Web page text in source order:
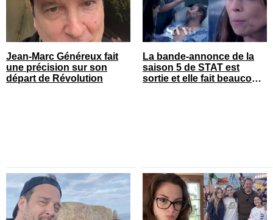
Jean-Marc Généreux fait
une précision sur son
départ de Révolution
La bande-annonce de la
saison 5 de STAT est
sortie et elle fait beaucoup